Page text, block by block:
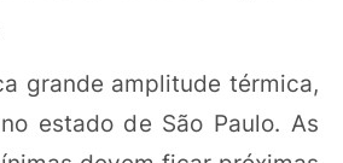
grande amplitude térmica,
estado de São Paulo. As